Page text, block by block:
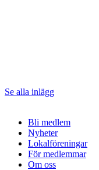
Se alla inlägg
Bli medlem
Nyheter
Lokalföreningar
För medlemmar
Om oss